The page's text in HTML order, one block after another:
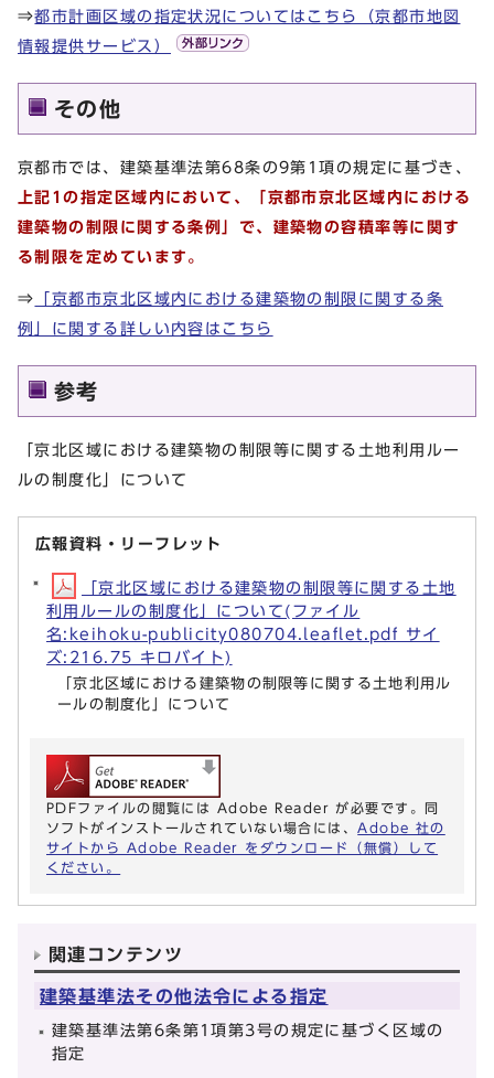
⇒都市計画区域の指定状況についてはこちら（京都市地図
情報提供サービス）
その他
京都市では、建築基準法第68条の9第1項の規定に基づき、
上記1の指定区域内において、「京都市京北区域内における
建築物の制限に関する条例」で、建築物の容積率等に関す
る制限を定めています。
⇒ 「京都市京北区域内における建築物の制限に関する条
例」に関する詳しい内容はこちら
参考
「京北区域における建築物の制限等に関する土地利用ルー
ルの制度化」について
広報資料・リーフレット
「京北区域における建築物の制限等に関する土地
利用ルールの制度化」について(ファイル
名:keihoku-publicity080704.leaflet.pdf サイ
ズ:216.75 キロバイト)
「京北区域における建築物の制限等に関する土地利用ル
ールの制度化」について
PDFファイルの閲覧には Adobe Reader が必要です。同
ソフトがインストールされていない場合には、 Adobe 社の
サイトから Adobe Reader をダウンロード（無償）して
ください。
関連コンテンツ
建築基準法その他法令による指定
建築基準法第6条第1項第3号の規定に基づく区域の
指定